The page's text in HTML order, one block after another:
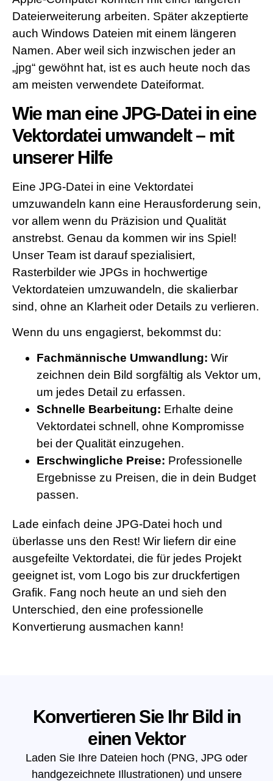
Dateierweiterung arbeiten. Später akzeptierte
auch Windows Dateien mit einem längeren
Namen. Aber weil sich inzwischen jeder an
„jpg“ gewöhnt hat, ist es auch heute noch das
am meisten verwendete Dateiformat.
Wie man eine JPG-Datei in eine
Vektordatei umwandelt – mit
unserer Hilfe
Eine JPG-Datei in eine Vektordatei
umzuwandeln kann eine Herausforderung sein,
vor allem wenn du Präzision und Qualität
anstrebst. Genau da kommen wir ins Spiel!
Unser Team ist darauf spezialisiert,
Rasterbilder wie JPGs in hochwertige
Vektordateien umzuwandeln, die skalierbar
sind, ohne an Klarheit oder Details zu verlieren.
Wenn du uns engagierst, bekommst du:
Fachmännische Umwandlung: Wir
zeichnen dein Bild sorgfältig als Vektor um,
um jedes Detail zu erfassen.
Schnelle Bearbeitung: Erhalte deine
Vektordatei schnell, ohne Kompromisse
bei der Qualität einzugehen.
Erschwingliche Preise: Professionelle
Ergebnisse zu Preisen, die in dein Budget
passen.
Lade einfach deine JPG-Datei hoch und
überlasse uns den Rest! Wir liefern dir eine
ausgefeilte Vektordatei, die für jedes Projekt
geeignet ist, vom Logo bis zur druckfertigen
Grafik. Fang noch heute an und sieh den
Unterschied, den eine professionelle
Konvertierung ausmachen kann!
Konvertieren Sie Ihr Bild in
einen Vektor
Laden Sie Ihre Dateien hoch (PNG, JPG oder
handgezeichnete Illustrationen) und unsere